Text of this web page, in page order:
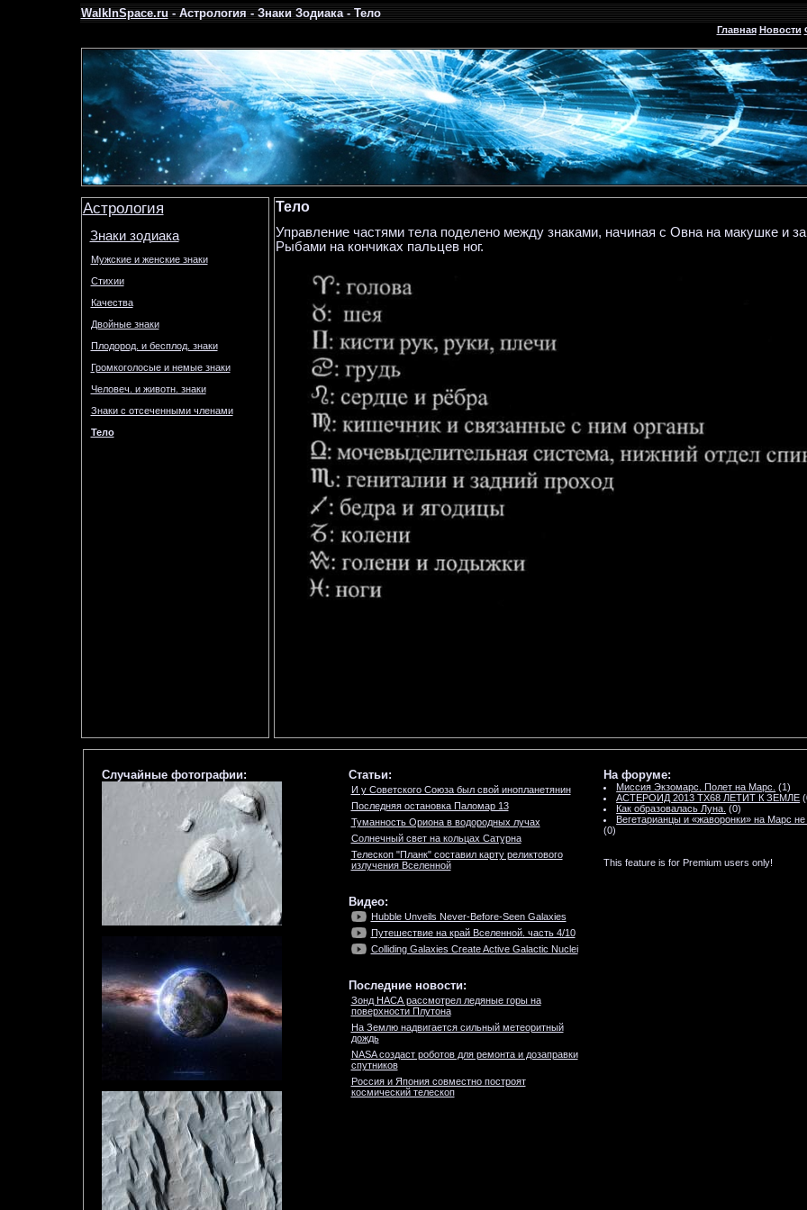
WalkInSpace.ru- Астрология - Знаки Зодиака - Тело
Главная Новости
Астрология
Знаки зодиака
Мужские и женские знаки
Стихии
Качества
Двойные знаки
Плодород. и бесплод. знаки
Громкоголосые и немые знаки
Человеч. и животн. знаки
Знаки с отсеченными членами
Тело
Тело
Управление частями тела поделено между знаками, начиная с Овна на макушке и
Рыбами на кончиках пальцев ног.
Случайные фотографии: Статьи:
И у Советского Союза был свой инопланетянин
Последняя остановка Паломар 13
Туманность Ориона в водородных лучах
Солнечный свет на кольцах Сатурна
Телескоп "Планк" составил карту реликтового
излучения Вселенной
Видео:
Hubble Unveils Never-Before-Seen Galaxies
Путешествие на край Вселенной. часть 4/10
Colliding Galaxies Create Active Galactic Nuclei
Последние новости:
Зонд НАСА рассмотрел ледяные горы на
поверхности Плутона
На Землю надвигается сильный метеоритный
дождь
NASA создаст роботов для ремонта и дозаправки
спутников
Россия и Япония совместно построят
космический телескоп
На форуме:
Миссия Экзомарс. Полет на Марс. (1)
АСТЕРОИД 2013 TX68 ЛЕТИТ К ЗЕМЛЕ
Как образовалась Луна. (0)
Вегетарианцы и «жаворонки» на Марс не
(0)
This feature is for Premium users only!